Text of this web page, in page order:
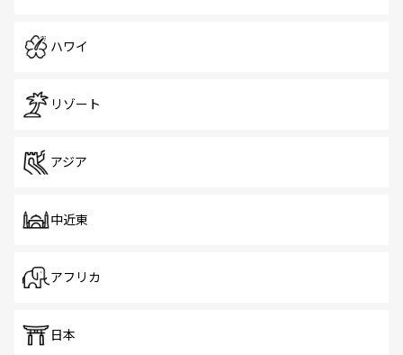
ハワイ
リゾート
アジア
中近東
アフリカ
日本